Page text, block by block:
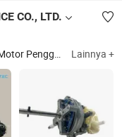
CO., LTD.
Udara Lainnya +